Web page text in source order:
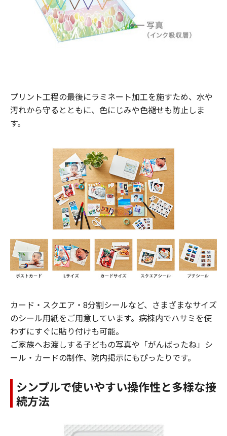
プリント工程の最後にラミネート加工を施すため、水や
汚れから守るとともに、色にじみや色褪せも防止しま
す。
カード・スクエア・8分割シールなど、さまざまなサイズ
のシール用紙をご用意しています。病棟内でハサミを使
わずにすぐに貼り付けも可能。
​ご家族へお渡しする子どもの写真や「がんばったね」シ
ール・カードの制作、院内掲示にもぴったりです。
シンプルで使いやすい操作性と多様な接
続方法